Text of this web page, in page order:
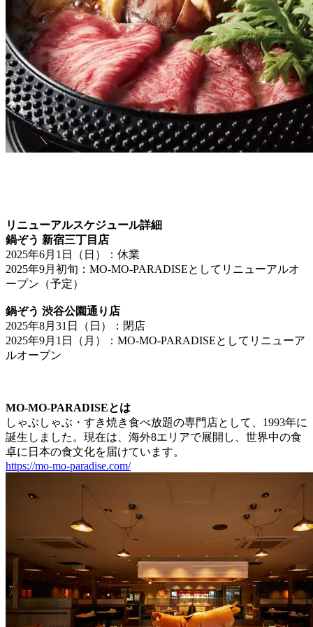
リニューアルスケジュール詳細
鍋ぞう 新宿三丁目店
2025年6月1日（日）：休業
2025年9月初旬：MO-MO-PARADISEとしてリニューアルオ
ープン（予定）
鍋ぞう 渋谷公園通り店
2025年8月31日（日）：閉店
2025年9月1日（月）：MO-MO-PARADISEとしてリニューア
ルオープン
MO-MO-PARADISEとは
しゃぶしゃぶ・すき焼き食べ放題の専門店として、1993年に
誕生しました。現在は、海外8エリアで展開し、世界中の食
卓に日本の食文化を届けています。
https://mo-mo-paradise.com/